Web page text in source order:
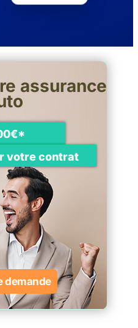
assurance
votre contrat
demande